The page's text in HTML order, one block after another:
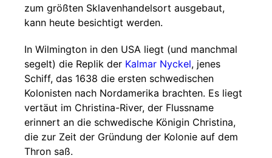
zum größten Sklavenhandelsort ausgebaut,
kann heute besichtigt werden.
In Wilmington in den USA liegt (und manchmal
segelt) die Replik der Kalmar Nyckel, jenes
Schiff, das 1638 die ersten schwedischen
Kolonisten nach Nordamerika brachten. Es liegt
vertäut im Christina-River, der Flussname
erinnert an die schwedische Königin Christina,
die zur Zeit der Gründung der Kolonie auf dem
Thron saß.